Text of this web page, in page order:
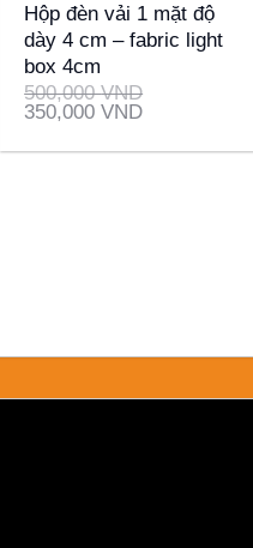
Hộp đèn vải 1 mặt độ
dày 4 cm – fabric light
box 4cm
500,000VND
350,000VND